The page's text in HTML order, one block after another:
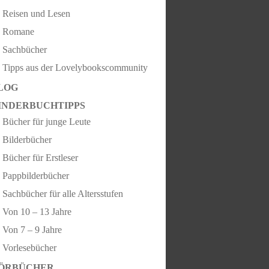
Reisen und Lesen
Romane
Sachbücher
Tipps aus der Lovelybookscommunity
Bücher für junge Leute
Bilderbücher
Bücher für Erstleser
Pappbilderbücher
Sachbücher für alle Altersstufen
Von 10 – 13 Jahre
Von 7 – 9 Jahre
Vorlesebücher